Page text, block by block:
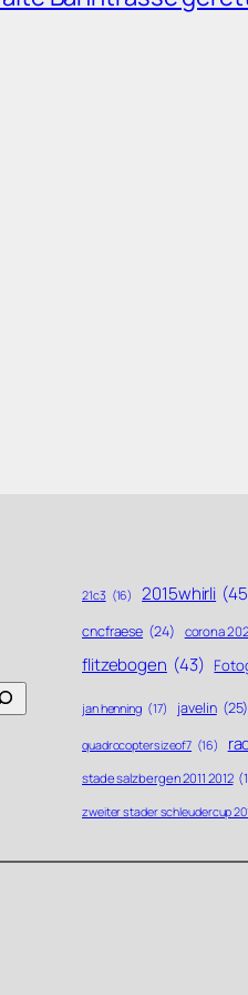
21c3 (16) 2015whirli
cncfraese (24) corona
flitzebogen (43)
jan henning (17) javelin (25)
quadrocoptersizeof7 (16)
stade salzbergen 2011 2012
zweiter stader schleudercup